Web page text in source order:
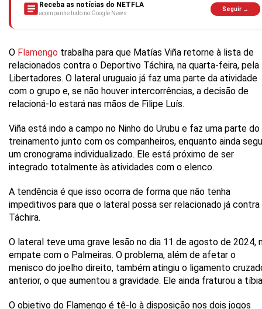
Receba as notícias do NETFLA
acompanhe tudo no Google News
Seguir →
O Flamengo trabalha para que Matías Viña retorne à lista de
relacionados contra o Deportivo Táchira, na quarta-feira, pela
Libertadores. O lateral uruguaio já faz uma parte da atividade
com o grupo e, se não houver intercorrências, a decisão de
relacioná-lo estará nas mãos de Filipe Luís.
Viña está indo a campo no Ninho do Urubu e faz uma parte do
treinamento junto com os companheiros, enquanto ainda
um cronograma individualizado. Ele está próximo de ser
integrado totalmente às atividades com o elenco.
A tendência é que isso ocorra de forma que não tenha
impeditivos para que o lateral possa ser relacionado já contra
Táchira.
O lateral teve uma grave lesão no dia 11 de agosto de 2024,
empate com o Palmeiras. O problema, além de afetar o
menisco do joelho direito, também atingiu o ligamento
anterior, o que aumentou a gravidade. Ele ainda fraturou a
O objetivo do Flamengo é tê-lo à disposição nos dois jogos